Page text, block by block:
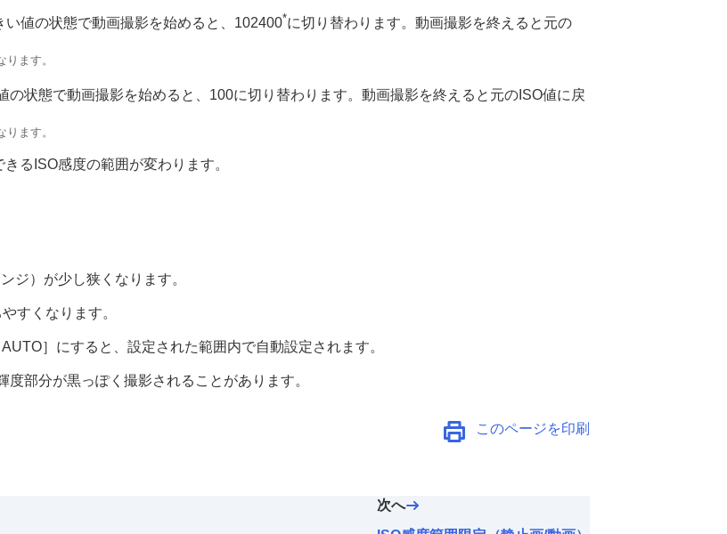
い値の状態で動画撮影を始めると、102400*に切り替わります。動画撮影を終えると元の
ます。
の状態で動画撮影を始めると、100に切り替わります。動画撮影を終えると元のISO値に戻
ます。
るISO感度の範囲が変わります。
ジ）が少し狭くなります。
すくなります。
AUTO］ にすると、設定された範囲内で自動設定されます。
部分が黒っぽく撮影されることがあります。
このページを印刷
次へ